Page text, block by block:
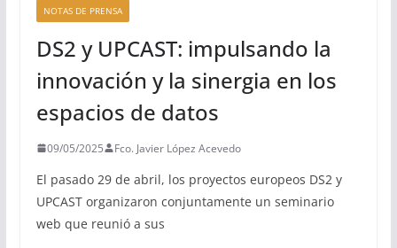
NOTAS DE PRENSA
DS2 y UPCAST: impulsando la
innovación y la sinergia en los
espacios de datos
09/05/2025 Fco. Javier López Acevedo
El pasado 29 de abril, los proyectos europeos DS2 y
UPCAST organizaron conjuntamente un seminario
web que reunió a sus